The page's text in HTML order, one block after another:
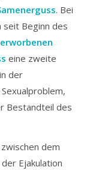
. Bei
Beginn des
erworbenen
eine zweite
der
Bestandteil des
dem
Ejakulation